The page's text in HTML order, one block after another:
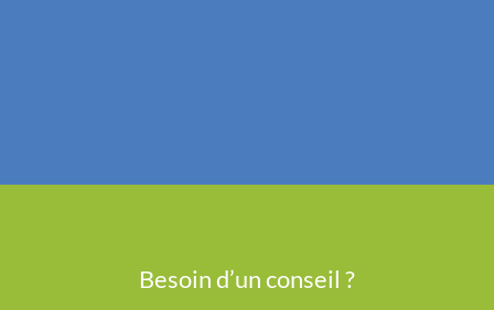
Besoin d’un conseil ?